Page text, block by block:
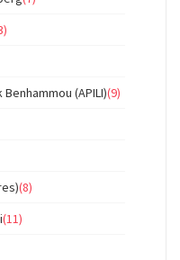
(APILI)(9)
(8)
(11)